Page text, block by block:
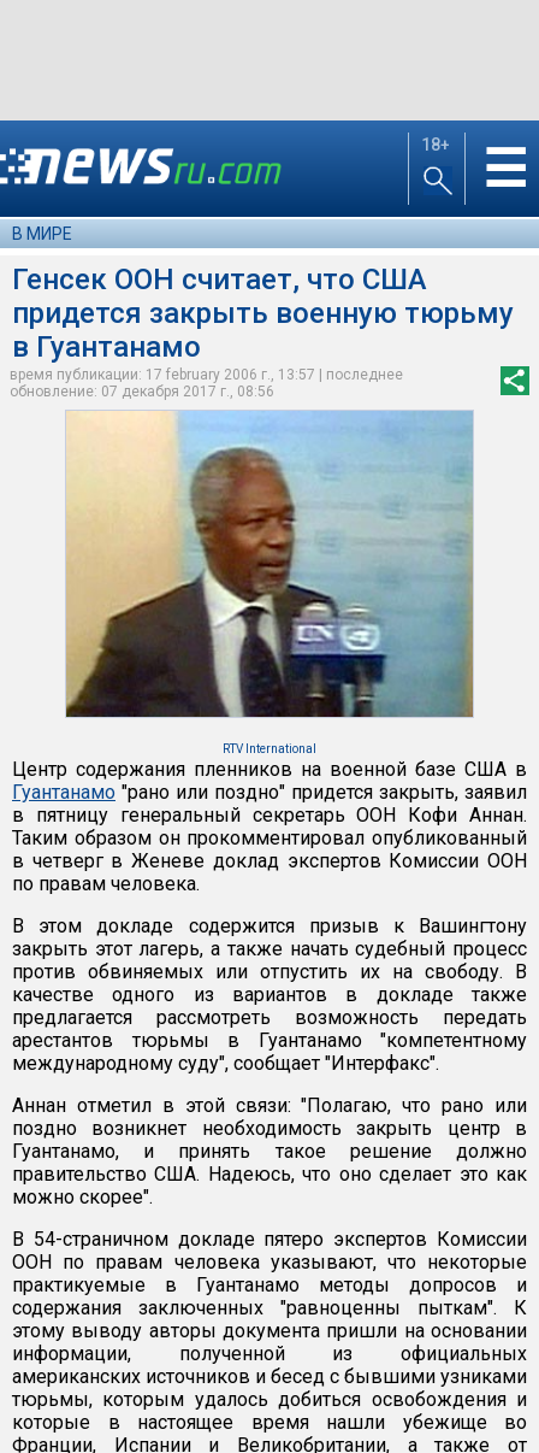
18+ ☰
В МИРЕ
Генсек ООН считает, что США
придется закрыть военную тюрьму
в Гуантанамо
время публикации: 17 february 2006 г., 13:57 | последнее
обновление: 07 декабря 2017 г., 08:56
RTV International
Центр содержания пленников на военной базе США в
Гуантанамо "рано или поздно" придется закрыть, заявил
в пятницу генеральный секретарь ООН Кофи Аннан.
Таким образом он прокомментировал опубликованный
в четверг в Женеве доклад экспертов Комиссии ООН
по правам человека.
В этом докладе содержится призыв к Вашингтону
закрыть этот лагерь, а также начать судебный процесс
против обвиняемых или отпустить их на свободу. В
качестве одного из вариантов в докладе также
предлагается рассмотреть возможность передать
арестантов тюрьмы в Гуантанамо "компетентному
международному суду", сообщает "Интерфакс".
Аннан отметил в этой связи: "Полагаю, что рано или
поздно возникнет необходимость закрыть центр в
Гуантанамо, и принять такое решение должно
правительство США. Надеюсь, что оно сделает это как
можно скорее".
В 54-страничном докладе пятеро экспертов Комиссии
ООН по правам человека указывают, что некоторые
практикуемые в Гуантанамо методы допросов и
содержания заключенных "равноценны пыткам". К
этому выводу авторы документа пришли на основании
информации, полученной из официальных
американских источников и бесед с бывшими узниками
тюрьмы, которым удалось добиться освобождения и
которые в настоящее время нашли убежище во
Франции, Испании и Великобритании, а также от